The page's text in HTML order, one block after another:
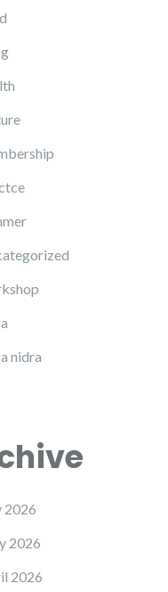
nidra
2026
2026
2026